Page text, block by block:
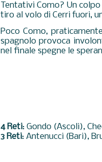
Tentativi Como? Un
tiro al volo di Cerri fuori,
Poco Como,
spagnolo provoca
nel finale spegne le
4 Reti: Gondo (Ascoli),
3 Reti: Antenucci (Bari),